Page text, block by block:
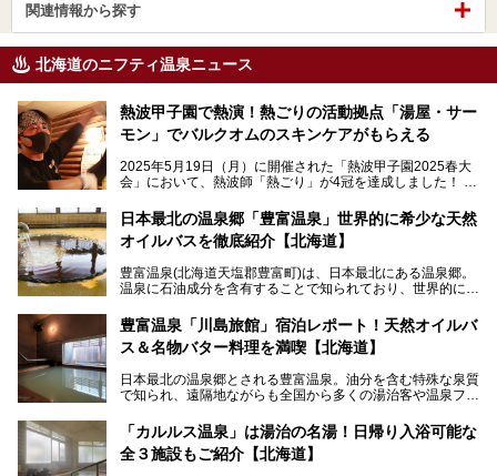
関連情報から探す
北海道のニフティ温泉ニュース
熱波甲子園で熱演！熱ごりの活動拠点「湯屋・サー
モン」でバルクオムのスキンケアがもらえる
2025年5月19日（月）に開催された「熱波甲子園2025春大
会」において、熱波師「熱ごり」が4冠を達成しました！
動拠点である北海道の銭湯「湯屋・サーモン」にて、メンズ
スキンケアブランド バルクオムの「ONE DAY KIT」を数量
限定でプレゼントいたします。
で、ぜひお試しください。※6月13日配布開始、なくなり次
第終了
───
提供元：株式会社バルクオム【PR】
この記事は株式会社バルクオム商品のPR記事です。
日本最北の温泉郷「豊富温泉」世界的に希少な天然
オイルバスを徹底紹介【北海道】
豊富温泉(北海道天塩郡豊富町)は、日本最北にある温泉郷。
温泉に石油成分を含有することで知られており、世界的にも
に特効があると言われ、遠隔地ながらも全国から湯治・療養
目的で多くの人々が訪れます。
地体験し、独自の視点で豊富温泉の“天然オイルバス”をレポ
ート。温泉地概要や日帰り入浴施設をはじめ、宿泊施設・ア
豊富温泉「川島旅館」宿泊レポート！天然オイルバ
ス＆名物バター料理を満喫【北海道】
日本最北の温泉郷とされる豊富温泉。油分を含む特殊な泉質
で知られ、遠隔地ながらも全国から多くの湯治客や温泉ファ
「川島旅館」は、豊富温泉の開湯当初から営業する老舗旅
館。とりわけ温泉の良さと名物のバター料理に定評があり、
「カルルス温泉」は湯治の名湯！日帰り入浴可能な
全３施設もご紹介【北海道】